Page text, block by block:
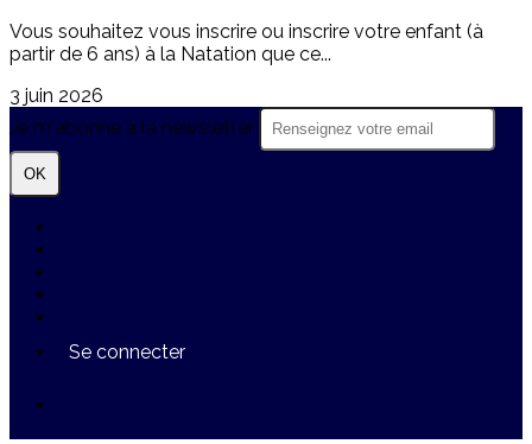
Vous souhaitez vous inscrire ou inscrire votre enfant (à
partir de 6 ans) à la Natation que ce...
3 juin 2026
Je m'abonne à la newsletter
OK
Se connecter